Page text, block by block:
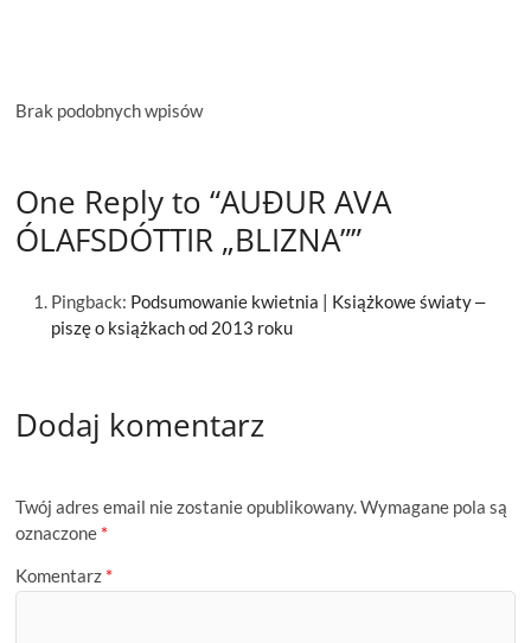
Brak podobnych wpisów
One Reply to “AUĐUR AVA
ÓLAFSDÓTTIR „BLIZNA””
Pingback: Podsumowanie kwietnia | Książkowe światy ‒
piszę o książkach od 2013 roku
Dodaj komentarz
Twój adres email nie zostanie opublikowany.Wymagane pola są
oznaczone *
Komentarz *